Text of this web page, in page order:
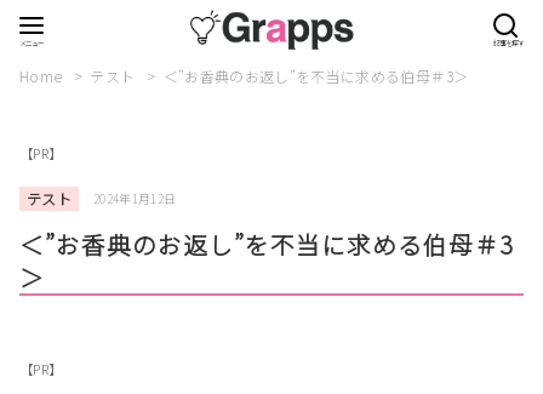
Home テスト ＜”お香典のお返し”を不当に求める伯母＃3＞
【PR】
テスト 2024年1月12日
＜”お香典のお返し”を不当に求める伯母＃3
＞
【PR】